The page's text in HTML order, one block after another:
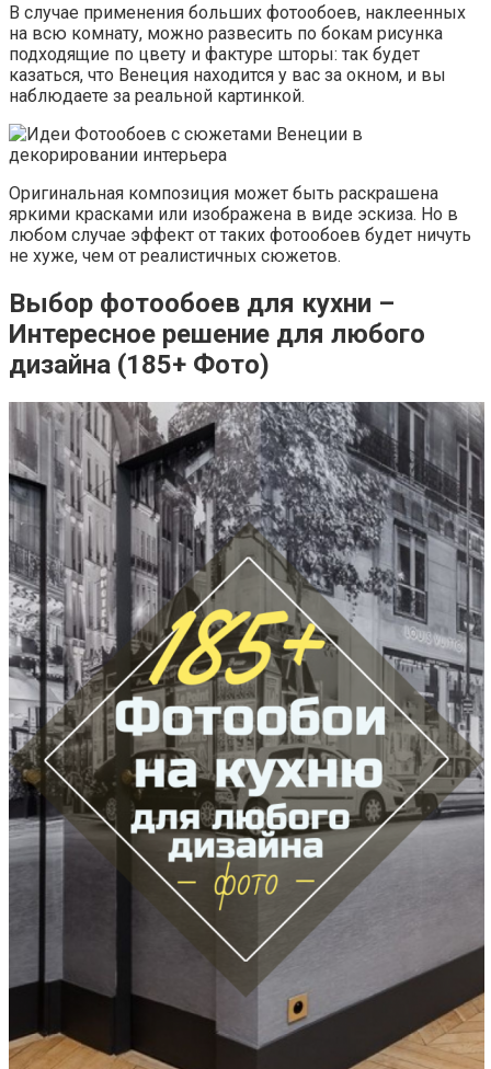
В случае применения больших фотообоев, наклеенных
на всю комнату, можно развесить по бокам рисунка
подходящие по цвету и фактуре шторы: так будет
казаться, что Венеция находится у вас за окном, и вы
наблюдаете за реальной картинкой.
Оригинальная композиция может быть раскрашена
яркими красками или изображена в виде эскиза. Но в
любом случае эффект от таких фотообоев будет ничуть
не хуже, чем от реалистичных сюжетов.
Выбор фотообоев для кухни –
Интересное решение для любого
дизайна (185+ Фото)